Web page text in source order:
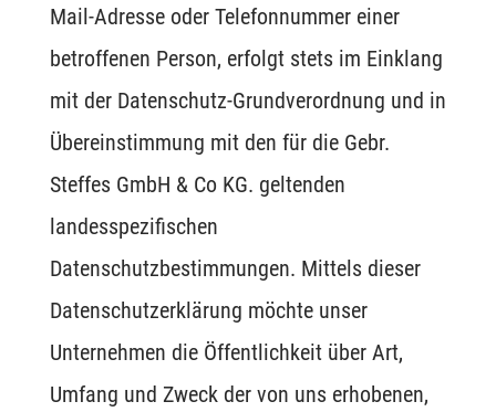
Mail-Adresse oder Telefonnummer einer
betroffenen Person, erfolgt stets im Einklang
mit der Datenschutz-Grundverordnung und in
Übereinstimmung mit den für die Gebr.
Steffes GmbH & Co KG. geltenden
landesspezifischen
Datenschutzbestimmungen. Mittels dieser
Datenschutzerklärung möchte unser
Unternehmen die Öffentlichkeit über Art,
Umfang und Zweck der von uns erhobenen,